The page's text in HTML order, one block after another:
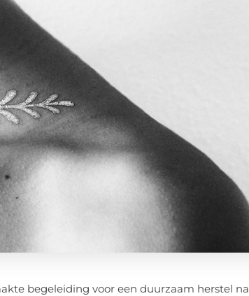
begeleiding voor een duurzaam herstel na